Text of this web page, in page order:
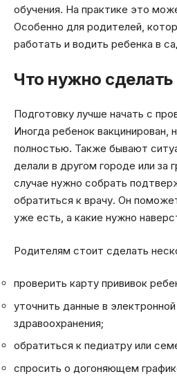
обучения. На практике это
Особенно для родителей,
работать и водить ребенка в
Что нужно
Подготовку лучше начать с
Иногда ребенок вакцинирован,
полностью. Также бывают
делали в другом городе или за
случае нужно собрать
обратиться к врачу. Он
уже есть, а какие нужно
Родителям стоит сделать
проверить карту прививок
уточнить данные в
здравоохранения;
обратиться к педиатру или
спросить о догоняющем